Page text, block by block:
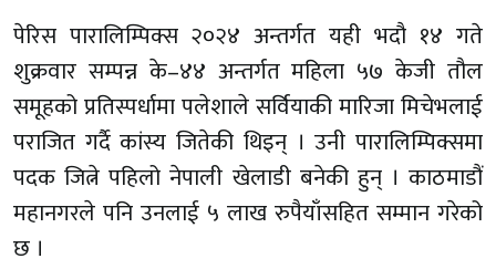
पेरिस पारालिम्पिक्स २०२४ अन्तर्गत यही भदौ १४ गते
शुक्रवार सम्पन्न के–४४ अन्तर्गत महिला ५७ केजी तौल
समूहको प्रतिस्पर्धामा पलेशाले सर्वियाकी मारिजा मिचेभलाई
पराजित गर्दै कांस्य जितेकी थिइन् । उनी पारालिम्पिक्समा
पदक जित्ने पहिलो नेपाली खेलाडी बनेकी हुन् । काठमाडौं
महानगरले पनि उनलाई ५ लाख रुपैयाँसहित सम्मान गरेको
छ ।